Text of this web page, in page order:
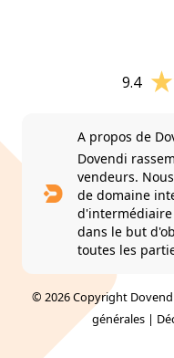
9.4
A propos de
Dovendi
vendeurs.
de domaine
d'intermédiaire
dans le but
toutes les
© 2026 Copyright
générales |